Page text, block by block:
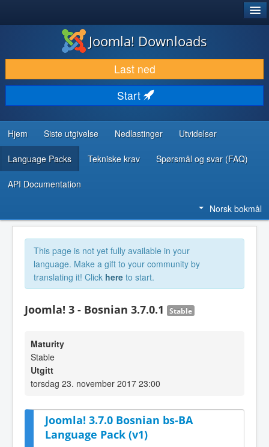
LAST NED & UTVID
OPPDAG & LÆR
SAMFUNN & BRUKERSTØTTE
UTVIKLINGSRESSURSER
Joomla! Downloads
Last ned
Start
Hjem Siste utgivelse Nedlastinger Utvidelser
Language Packs Tekniske krav Spørsmål og svar (FAQ)
API Documentation
Norsk bokmål
This page is not yet fully available in your
language. Make a gift to your community by
translating it! Click here to start.
Joomla! 3 - Bosnian 3.7.0.1 Stable
Maturity
Stable
Utgitt
torsdag 23. november 2017 23:00
Joomla! 3.7.0 Bosnian bs-BA
Language Pack (v1)